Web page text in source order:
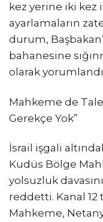
kez yerine iki
ayarlamaların
durum,
bahanesine
olarak
Mahkeme de
Gerekçe Yok”
İsrail işgali
Kudüs Bölge
yolsuzluk
reddetti. Kanal
Mahkeme,